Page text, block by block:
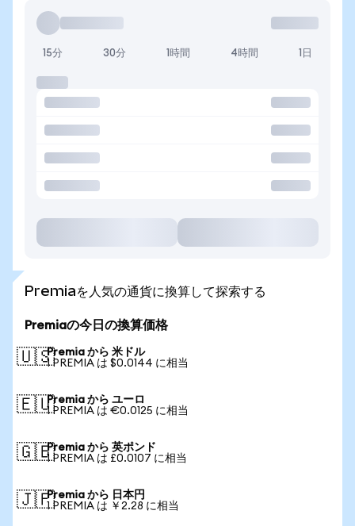
15分 30分 1時間 4時間 1日
Premiaを人気の通貨に換算して探索する
Premiaの今日の換算価格
🇺🇸Premia から 米ドル
1 PREMIA は $0.0144 に相当
🇪🇺Premia から ユーロ
1 PREMIA は €0.0125 に相当
🇬🇧Premia から 英ポンド
1 PREMIA は £0.0107 に相当
🇯🇵Premia から 日本円
1 PREMIA は ￥2.28 に相当